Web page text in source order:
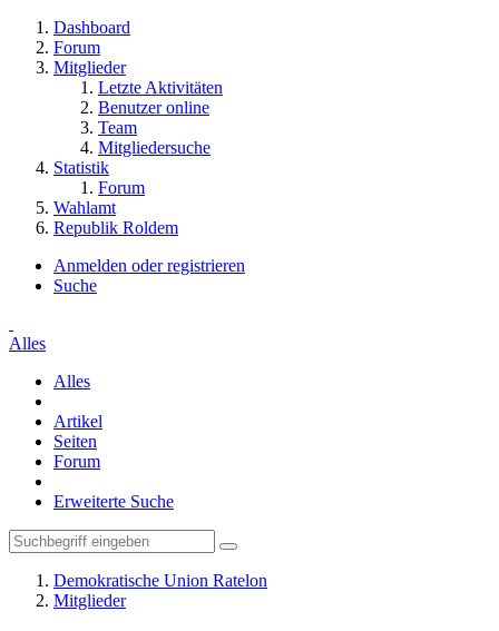
Dashboard
Forum
Mitglieder
Letzte Aktivitäten
Benutzer online
Team
Mitgliedersuche
Statistik
Forum
Wahlamt
Republik Roldem
Anmelden oder registrieren
Suche
Alles
Alles
Artikel
Seiten
Forum
Erweiterte Suche
Demokratische Union Ratelon
Mitglieder